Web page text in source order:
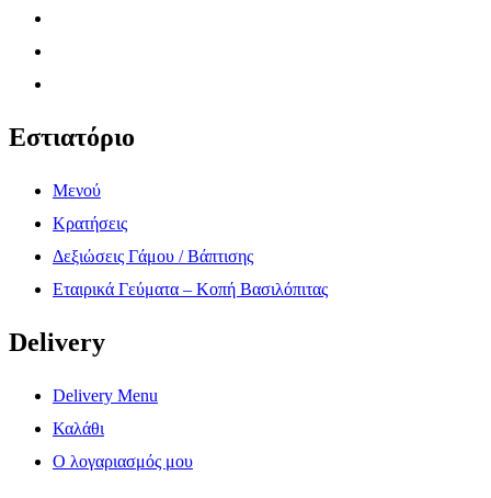
Εστιατόριο
Μενού
Κρατήσεις
Δεξιώσεις Γάμου / Βάπτισης
Εταιρικά Γεύματα – Κοπή Βασιλόπιτας
Delivery
Delivery Menu
Καλάθι
Ο λογαριασμός μου